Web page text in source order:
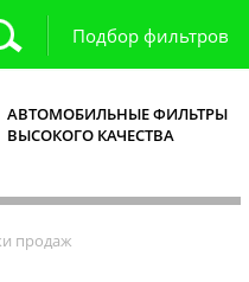
Подбор фильтров
АВТОМОБИЛЬНЫЕ ФИЛЬТРЫ
ВЫСОКОГО КАЧЕСТВА
продаж